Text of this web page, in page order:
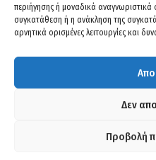
περιήγησης ή μοναδικά
συγκατάθεση ή η ανάκληση της
αρνητικά ορισμένες λειτουργίες και
Δεν
Προβολή